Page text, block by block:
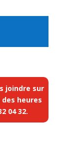
joindre sur
heures
04 32.